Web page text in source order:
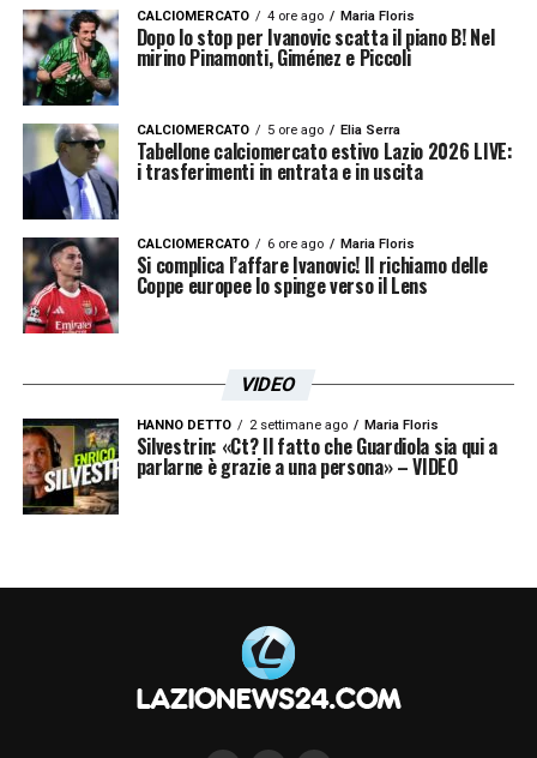
CALCIOMERCATO 4 ore ago Maria Floris
Dopo lo stop per Ivanovic scatta il piano B! Nel
mirino Pinamonti, Giménez e Piccoli
CALCIOMERCATO 5 ore ago Elia Serra
Tabellone calciomercato estivo Lazio 2026 LIVE:
i trasferimenti in entrata e in uscita
CALCIOMERCATO 6 ore ago Maria Floris
Si complica l’affare Ivanovic! Il richiamo delle
Coppe europee lo spinge verso il Lens
VIDEO
HANNO DETTO 2 settimane ago Maria Floris
Silvestrin: «Ct? Il fatto che Guardiola sia qui a
parlarne è grazie a una persona» – VIDEO